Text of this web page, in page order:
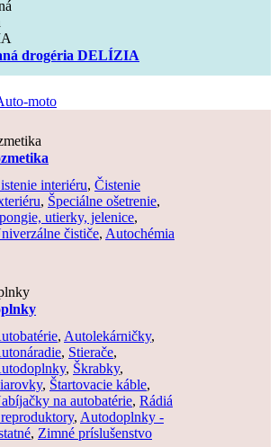
drogéria DELÍZIA
moto
interiéru, Čistenie
, Špeciálne ošetrenie,
utierky, jelenice,
čističe, Autochémia
, Autolekárničky,
, Stierače,
, Škrabky,
, Štartovacie káble,
na autobatérie, Rádiá
, Autodoplnky -
, Zimné príslušenstvo